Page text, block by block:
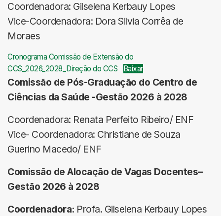
Coordenadora: Gilselena Kerbauy Lopes
Vice-Coordenadora: Dora Silvia Corrêa de
Moraes
Cronograma Comissão de Extensão do
CCS_2026_2028_Direção do CCS
Baixar
Comissão de Pós-Graduação do Centro de
Ciências da Saúde -Gestão 2026 à 2028
Coordenadora: Renata Perfeito Ribeiro/ ENF
Vice- Coordenadora: Christiane de Souza
Guerino Macedo/ ENF
Comissão de Alocação de Vagas Docentes–
Gestão 2026 à 2028
Coordenadora: Profa. Gilselena Kerbauy Lopes